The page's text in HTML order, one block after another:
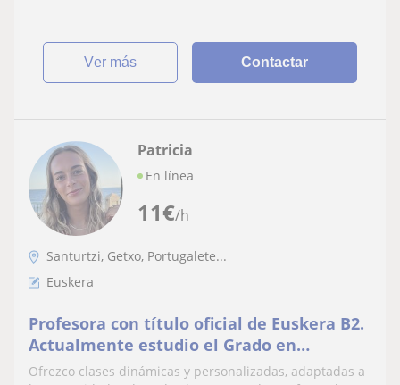
ver más Contactar
11€/h
Patricia
En línea
Santurtzi, Getxo, Portugalete...
Euskera
Profesora con título oficial de Euskera B2.
Actualmente estudio el Grado en
Enfermería íntegramente en euskera, por
Ofrezco clases dinámicas y personalizadas, adaptadas a